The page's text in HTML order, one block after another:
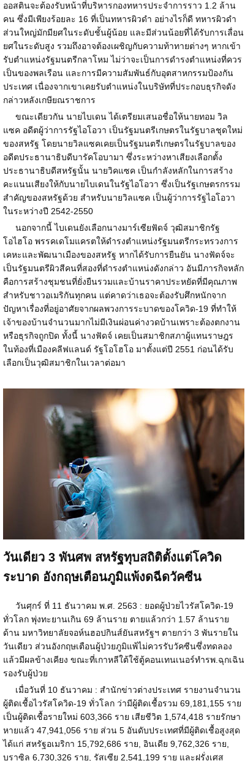
ออสตินจะต้องรับหน้าที่บริหารกองทหารประจำการราว 1.2 ล้าน
คน ซึ่งมีเพียงร้อยละ 16 ที่เป็นทหารผิวดำ อย่างไรก็ดี ทหารผิวดำ
ส่วนใหญ่มักมียศในระดับชั้นผู้น้อย และมีส่วนน้อยที่ได้รับการเลื่อน
ยศในระดับสูง รวมถึงอาจต้องเผชิญกับความท้าทายต่างๆ หากเข้า
รับตำแหน่งรัฐมนตรีกลาโหม ไม่ว่าจะเป็นการดำรงตำแหน่งที่ควร
เป็นของพลเรือน และการมีความสัมพันธ์กับอุตสาหกรรมป้องกัน
ประเทศ เนื่องจากเขาเคยรับตำแหน่งในบริษัทที่ประกอบธุรกิจดัง
กล่าวหลังเกษียณราชการ
ขณะเดียวกัน นายไบเดน ได้เตรียมเสนอชื่อให้นายทอม วิล
แซค อดีตผู้ว่าการรัฐไอโอวา เป็นรัฐมนตรีเกษตรในรัฐบาลชุดใหม่
ของสหรัฐ โดยนายวิลแซคเคยเป็นรัฐมนตรีเกษตรในรัฐบาลของ
อดีตประธานาธิบดีบารัคโอบามา ซึ่งระหว่างหาเสียงเลือกตั้ง
ประธานาธิบดีสหรัฐนั้น นายวิคแซค เป็นกำลังหลักในการสร้าง
คะแนนเสียงให้กับนายไบเดนในรัฐไอโอวา ซึ่งเป็นรัฐเกษตรกรรม
สำคัญของสหรัฐด้วย สำหรับนายวิลแซค เป็นผู้ว่าการรัฐไอโอวา
ในระหว่างปี 2542-2550
นอกจากนี้ ไบเดนยังเลือกนางมาร์เซียฟัดจ์ วุฒิสมาชิกรัฐ
โอไฮโอ พรรคเดโมแครตให้ดำรงตำแหน่งรัฐมนตรีกระทรวงการ
เคหะและพัฒนาเมืองของสหรัฐ หากได้รับการยืนยัน นางฟัดจ์จะ
เป็นรัฐมนตรีผิวสีคนที่สองที่ดำรงตำแหน่งดังกล่าว อันมีภารกิจหลัก
คือการสร้างชุมชนที่ยั่งยืนรวมและบ้านราคาประหยัดที่มีคุณภาพ
สำหรับชาวอเมริกันทุกคน แต่คาดว่าเธอจะต้องรับศึกหนักจาก
ปัญหาเรื่องที่อยู่อาศัยจากผลพวงการระบาดของโควิด-19 ที่ทำให้
เจ้าของบ้านจำนวนมากไม่มีเงินผ่อนค่างวดบ้านเพราะต้องตกงาน
หรือธุรกิจถูกปิด ทั้งนี้ นางฟัดจ์ เคยเป็นสมาชิกสภาผู้แทนราษฎร
ในท้องที่เมืองคลีฟแลนด์ รัฐโอโฮโอ มาตั้งแต่ปี 2551 ก่อนได้รับ
เลือกเป็นวุฒิสมาชิกในเวลาต่อมา
วันเดียว 3 พันศพ สหรัฐทุบสถิติตั้งแต่โควิด
ระบาด อังกฤษเตือนภูมิแพ้งดฉีดวัคซีน
วันศุกร์ ที่ 11 ธันวาคม พ.ศ. 2563 : ยอดผู้ป่วยไวรัสโควิด-19
ทั่วโลก พุ่งทะยานเกิน 69 ล้านราย ตายแล้วกว่า 1.57 ล้านราย
ด้าน มหาวิทยาลัยจอห์นฮอปกินส์ยันสหรัฐฯ ตายกว่า 3 พันรายใน
วันเดียว ส่วนอังกฤษเตือนผู้ป่วยภูมิแพ้ไม่ควรรับวัคซีนซึ่งทดลอง
แล้วมีผลข้างเคียง ขณะที่เกาหลีใต้ใช้ตู้คอนเทนเนอร์ทำรพ.ฉุกเฉิน
รองรับผู้ป่วย
เมื่อวันที่ 10 ธันวาคม : สำนักข่าวต่างประเทศ รายงานจำนวน
ผู้ติดเชื้อไวรัสโควิด-19 ทั่วโลก ว่ามีผู้ติดเชื้อรวม 69,181,155 ราย
เป็นผู้ติดเชื้อรายใหม่ 603,366 ราย เสียชีวิต 1,574,418 รายรักษา
หายแล้ว 47,941,056 ราย ส่วน 5 อันดับประเทศที่มีผู้ติดเชื้อสูงสุด
ได้แก่ สหรัฐอเมริกา 15,792,686 ราย, อินเดีย 9,762,326 ราย,
บราซิล 6,730,326 ราย, รัสเซีย 2,541,199 ราย และฝรั่งเศส